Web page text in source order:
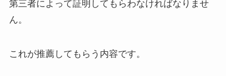
第三者によって証明してもらわなければなりませ
ん。
これが推薦してもらう内容です。